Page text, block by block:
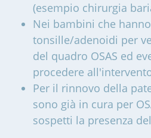
(esempio chirurgia
Nei bambini che
tonsille/adenoidi per
del quadro OSAS ed
procedere
Per il rinnovo della
sono già in cura per
sospetti la presenza